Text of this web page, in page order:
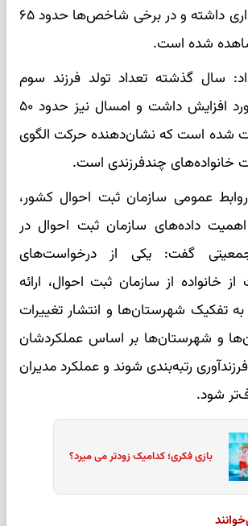
چهارم رشد معناداری داشته و در برخی شاخص‌ها حدود ۶۵
شده است.
سال گذشته تعداد تولد فرزند سوم
حدود ۶۵ هزار مورد افزایش داشت و امسال نیز حدود ۵۰
شده است که نشان‌دهنده حرکت الگوی
خانواده‌های چندفرزندی است.
عمومی سازمان ثبت احوال کشور،
داده‌های سازمان ثبت احوال در
گفت: یکی از درخواست‌های
خانواده از سازمان ثبت احوال، ارائه
تفکیک شهرستان‌ها و انتشار تغییرات
و شهرستان‌ها بر اساس عملکردشان
رتبه‌بندی شوند و عملکرد مدیران
شود.
بازی فکری؛ کدامیک زودتر می میرد؟